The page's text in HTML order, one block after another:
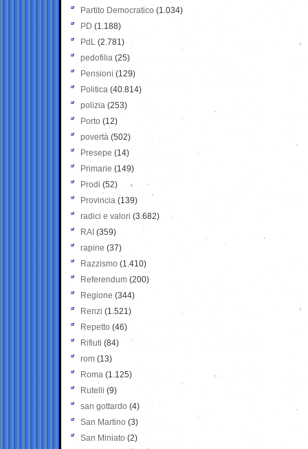
Partito Democratico (1.034)
PD (1.188)
PdL (2.781)
pedofilia (25)
Pensioni (129)
Politica (40.814)
polizia (253)
Porto (12)
povertà (502)
Presepe (14)
Primarie (149)
Prodi (52)
Provincia (139)
radici e valori (3.682)
RAI (359)
rapine (37)
Razzismo (1.410)
Referendum (200)
Regione (344)
Renzi (1.521)
Repetto (46)
Rifiuti (84)
rom (13)
Roma (1.125)
Rutelli (9)
san gottardo (4)
San Martino (3)
San Miniato (2)